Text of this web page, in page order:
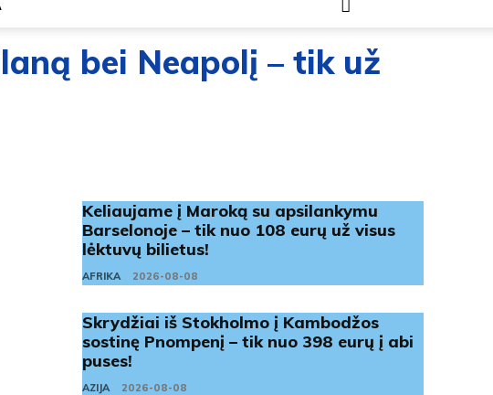
bei Neapolį – tik už
Keliaujame į Maroką su apsilankymu
Barselonoje – tik nuo 108 eurų už visus
lėktuvų bilietus!
AFRIKA 2026-08-08
Skrydžiai iš Stokholmo į Kambodžos
sostinę Pnompenį – tik nuo 398 eurų į abi
puses!
AZIJA 2026-08-08